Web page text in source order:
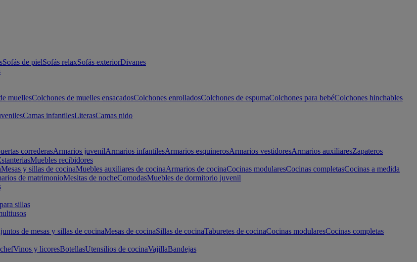
Sofás de pielSofás relaxSofás exteriorDivanes
muellesColchones de muelles ensacadosColchones enrolladosColchones de espumaColchones para bebéColchones hinchables
Camas infantilesLiterasCamas nido
correderasArmarios juvenilArmarios infantilesArmarios esquinerosArmarios vestidoresArmarios auxiliaresZapateros
Muebles recibidores
Mesas y sillas de cocinaMuebles auxiliares de cocinaArmarios de cocinaCocinas modularesCocinas completasCocinas a medida
de matrimonioMesitas de nocheComodasMuebles de dormitorio juvenil
sillas
de mesas y sillas de cocinaMesas de cocinaSillas de cocinaTaburetes de cocinaCocinas modularesCocinas completas
Vinos y licoresBotellasUtensilios de cocinaVajillaBandejas